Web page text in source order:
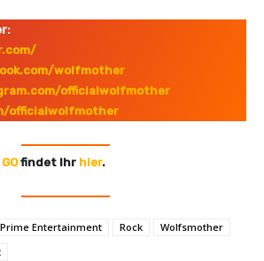
wolfmother
officialwolfmother
officialwolfmother
findet Ihr hier.
Prime Entertainment Rock
Wolfsmother